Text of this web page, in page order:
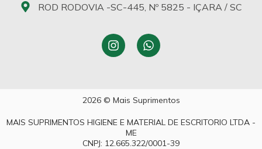
ROD RODOVIA -SC-445, Nº 5825 - IÇARA / SC
2026 © Mais Suprimentos
MAIS SUPRIMENTOS HIGIENE E MATERIAL DE ESCRITORIO LTDA -
ME
CNPJ: 12.665.322/0001-39